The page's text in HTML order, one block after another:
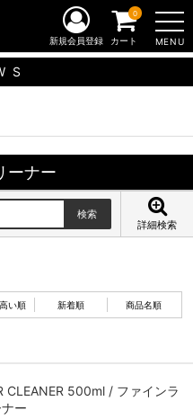
S
MENU
新規会員登録 カート
0
ーナー
詳細検索
い順 新着順 商品名順
CLEANER 500ml / ファインラ
ー